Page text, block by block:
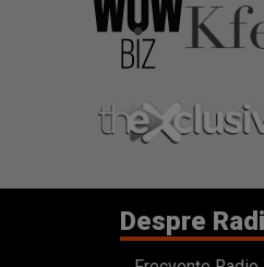
Despre